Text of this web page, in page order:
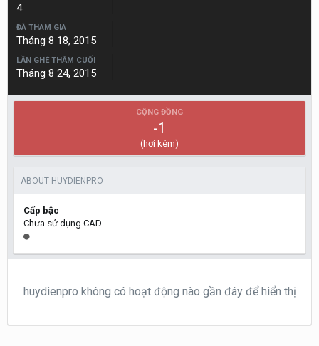
4
ĐÃ THAM GIA
Tháng 8 18, 2015
LẦN GHÉ THĂM CUỐI
Tháng 8 24, 2015
CỘNG ĐỒNG
-1
(hơi kém)
ABOUT HUYDIENPRO
Cấp bậc
Chưa sử dụng CAD
huydienpro không có hoạt động nào gần đây để hiển thị